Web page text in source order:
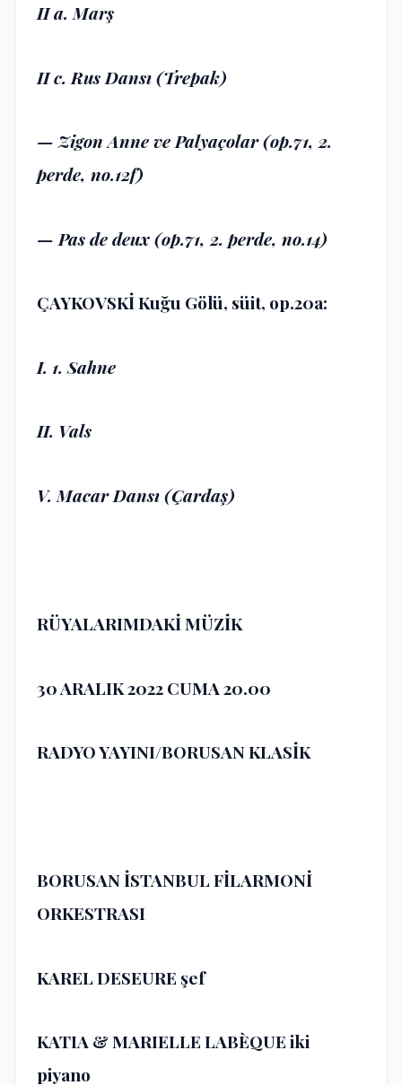
II a. Marş
II c. Rus Dansı (Trepak)
— Zigon Anne ve Palyaçolar (op.71, 2.
perde, no.12f)
— Pas de deux (op.71, 2. perde, no.14)
ÇAYKOVSKİ Kuğu Gölü, süit, op.20a:
I. 1. Sahne
II. Vals
V. Macar Dansı (Çardaş)
RÜYALARIMDAKİ MÜZİK
30 ARALIK 2022CUMA 20.00
RADYO YAYINI/BORUSAN KLASİK
BORUSAN İSTANBUL FİLARMONİ
ORKESTRASI
KAREL DESEURE şef
KATIA & MARIELLE LABÈQUEiki
piyano